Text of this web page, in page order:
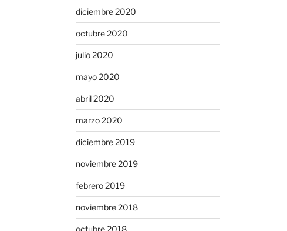
diciembre 2020
octubre 2020
julio 2020
mayo 2020
abril 2020
marzo 2020
diciembre 2019
noviembre 2019
febrero 2019
noviembre 2018